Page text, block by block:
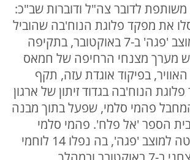
משותפת לדובר צה"ל ודוברות שב"כ:
את מפקד פלוגת הנוח'בה שהוביל
את הפשיטה למוצב 'פגה' ב-7 באוקטובר, בתקיפה
מערך מצנחי הרחיפה של חמאס
בפיקוד אוגדת עזה, תקף
הנוח'בה בגדוד זיתון של ארגון
פהמי סלמי, שפעל בתוך מבנה
הספר 'אל פלח'. פהמי סלמי
הוביל את הפשיטה למוצב 'פגה', בה נפלו 14 לוחמי